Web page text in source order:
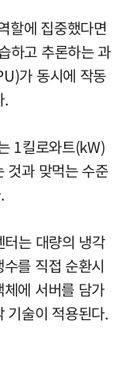
할에 집중했다면
하고 추론하는 과
가 동시에 작동
.
1킬로와트(kW)
것과 맞먹는 수준
는 대량의 냉각
를 직접 순환시
에 서버를 담가
기술이 적용된다.